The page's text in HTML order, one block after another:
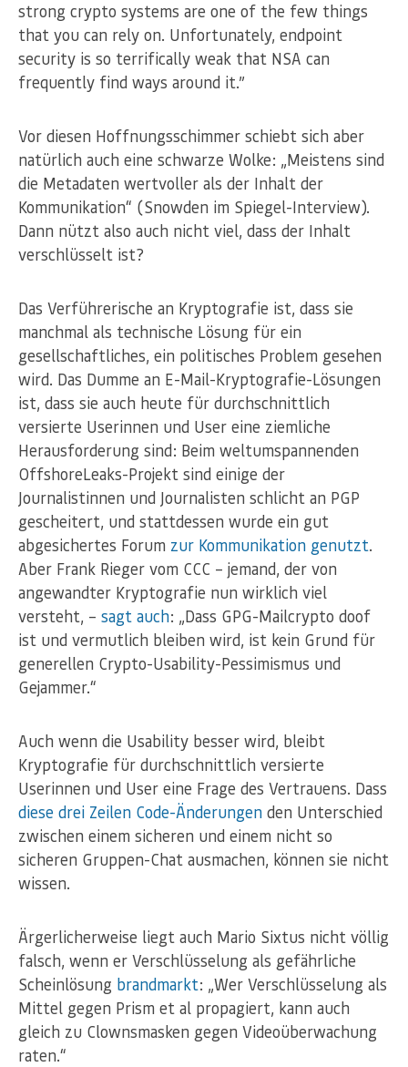
strong crypto systems are one of the few things
that you can rely on. Unfortunately, endpoint
security is so terrifically weak that NSA can
frequently find ways around it.”
Vor diesen Hoffnungsschimmer schiebt sich aber
natürlich auch eine schwarze Wolke: „Meistens sind
die Metadaten wertvoller als der Inhalt der
Kommunikation“ (Snowden im Spiegel-Interview).
Dann nützt also auch nicht viel, dass der Inhalt
verschlüsselt ist?
Das Verführerische an Kryptografie ist, dass sie
manchmal als technische Lösung für ein
gesellschaftliches, ein politisches Problem gesehen
wird. Das Dumme an E-Mail-Kryptografie-Lösungen
ist, dass sie auch heute für durchschnittlich
versierte Userinnen und User eine ziemliche
Herausforderung sind: Beim weltumspannenden
OffshoreLeaks-Projekt sind einige der
Journalistinnen und Journalisten schlicht an PGP
gescheitert, und stattdessen wurde ein gut
abgesichertes Forum zur Kommunikation genutzt.
Aber Frank Rieger vom CCC – jemand, der von
angewandter Kryptografie nun wirklich viel
versteht, – sagt auch: „Dass GPG-Mailcrypto doof
ist und vermutlich bleiben wird, ist kein Grund für
generellen Crypto-Usability-Pessimismus und
Gejammer.“
Auch wenn die Usability besser wird, bleibt
Kryptografie für durchschnittlich versierte
Userinnen und User eine Frage des Vertrauens. Dass
diese drei Zeilen Code-Änderungen den Unterschied
zwischen einem sicheren und einem nicht so
sicheren Gruppen-Chat ausmachen, können sie nicht
wissen.
Ärgerlicherweise liegt auch Mario Sixtus nicht völlig
falsch, wenn er Verschlüsselung als gefährliche
Scheinlösung brandmarkt: „Wer Verschlüsselung als
Mittel gegen Prism et al propagiert, kann auch
gleich zu Clownsmasken gegen Videoüberwachung
raten.“